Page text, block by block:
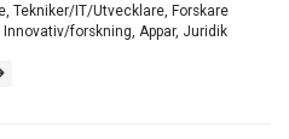
Tekniker/IT/Utvecklare, Forskare
forskning, Appar, Juridik